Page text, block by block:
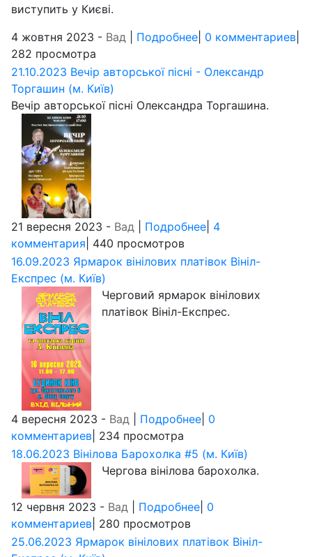
виступить у Києві.
4 жовтня 2023 - Вад Подробнее 0 комментариев
282 просмотра
21.10.2023 Вечір авторської пісні - Олександр
Торгашин (м. Київ)
Вечір авторської пісні Олександра Торгашина.
21 вересня 2023 - Вад Подробнее 4
комментария | 440 просмотров
16.09.2023 Ярмарок вінілових платівок Вініл-
Експрес (м. Київ)
Черговий ярмарок вінілових
платівок Вініл-Експрес.
4 вересня 2023 - Вад Подробнее 0
комментариев | 234 просмотра
18.06.2023 Вінілова Барохолка #5 (м. Київ)
Чергова вінілова барохолка.
12 червня 2023 - Вад Подробнее 0
комментариев | 280 просмотров
25.06.2023 Ярмарок вінілових платівок Вініл-